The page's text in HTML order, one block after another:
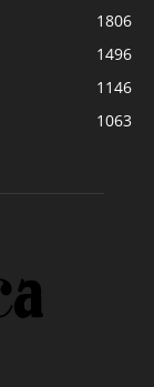
1806
1496
1146
1063